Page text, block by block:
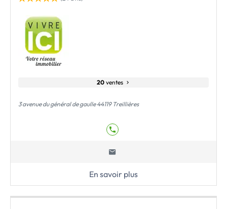
20ventes
3 avenue du général de gaulle 44119 Treillières
En savoir plus